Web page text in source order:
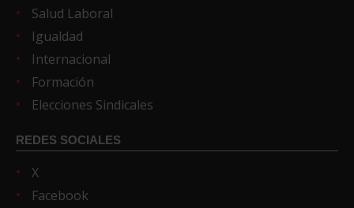
Salud Laboral
Igualdad
Internacional
Formación
Elecciones Sindicales
REDES SOCIALES
X
Facebook